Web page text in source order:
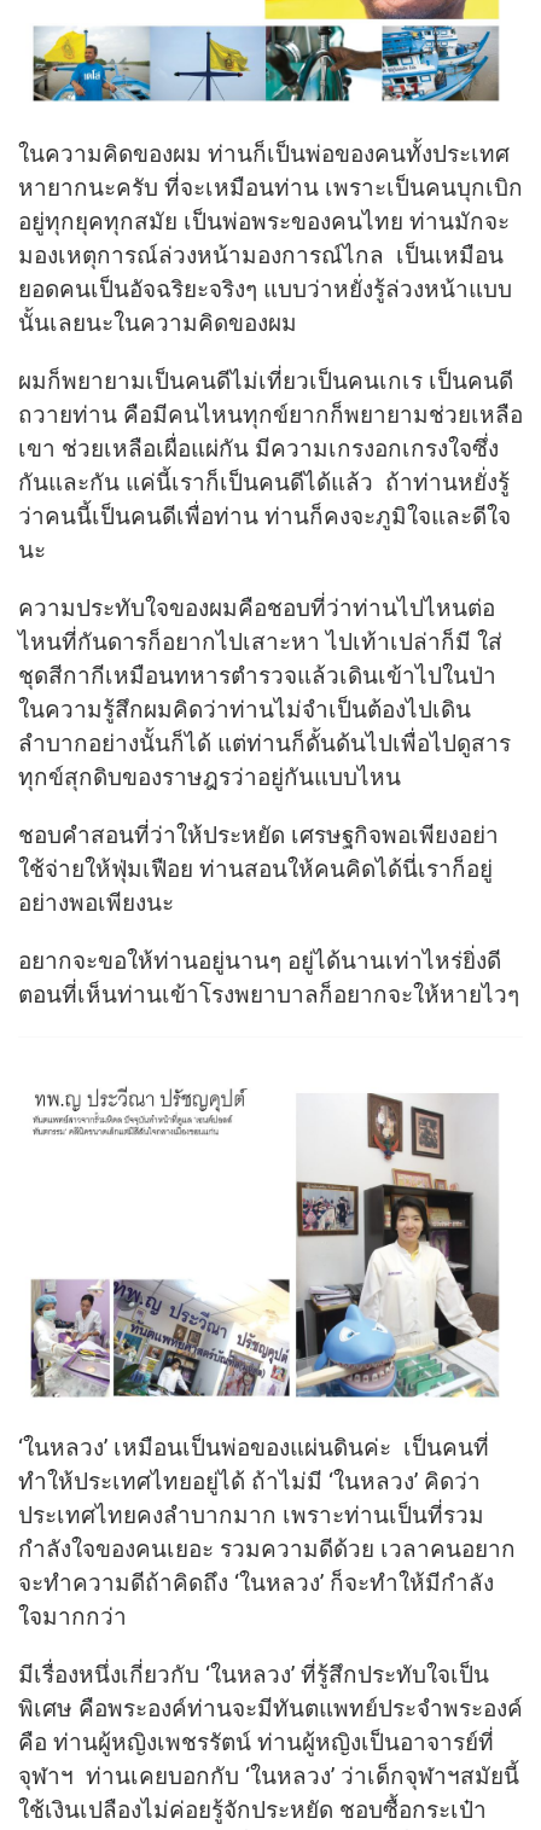
ในความคิดของผม ท่านก็เป็นพ่อของคนทั้งประเทศ
หายากนะครับ ที่จะเหมือนท่าน เพราะเป็นคนบุกเบิก
อยู่ทุกยุคทุกสมัย เป็นพ่อพระของคนไทย ท่านมักจะ
มองเหตุการณ์ล่วงหน้ามองการณ์ไกล เป็นเหมือน
ยอดคนเป็นอัจฉริยะจริงๆ แบบว่าหยั่งรู้ล่วงหน้าแบบ
นั้นเลยนะในความคิดของผม
ผมก็พยายามเป็นคนดีไม่เที่ยวเป็นคนเกเร เป็นคนดี
ถวายท่าน คือมีคนไหนทุกข์ยากก็พยายามช่วยเหลือ
เขา ช่วยเหลือเผื่อแผ่กัน มีความเกรงอกเกรงใจซึ่ง
กันและกัน แค่นี้เราก็เป็นคนดีได้แล้ว ถ้าท่านหยั่งรู้
ว่าคนนี้เป็นคนดีเพื่อท่าน ท่านก็คงจะภูมิใจและดีใจ
นะ
ความประทับใจของผมคือชอบที่ว่าท่านไปไหนต่อ
ไหนที่กันดารก็อยากไปเสาะหา ไปเท้าเปล่าก็มี ใส่
ชุดสีกากีเหมือนทหารตำรวจแล้วเดินเข้าไปในป่า
ในความรู้สึกผมคิดว่าท่านไม่จำเป็นต้องไปเดิน
ลำบากอย่างนั้นก็ได้ แต่ท่านก็ดั้นด้นไปเพื่อไปดูสาร
ทุกข์สุกดิบของราษฎรว่าอยู่กันแบบไหน
ชอบคำสอนที่ว่าให้ประหยัด เศรษฐกิจพอเพียงอย่า
ใช้จ่ายให้ฟุ่มเฟือย ท่านสอนให้คนคิดได้นี่เราก็อยู่
อย่างพอเพียงนะ
อยากจะขอให้ท่านอยู่นานๆ อยู่ได้นานเท่าไหร่ยิ่งดี
ตอนที่เห็นท่านเข้าโรงพยาบาลก็อยากจะให้หายไวๆ
‘ในหลวง’ เหมือนเป็นพ่อของแผ่นดินค่ะ เป็นคนที่
ทำให้ประเทศไทยอยู่ได้ ถ้าไม่มี ‘ในหลวง’ คิดว่า
ประเทศไทยคงลำบากมาก เพราะท่านเป็นที่รวม
กำลังใจของคนเยอะ รวมความดีด้วย เวลาคนอยาก
จะทำความดีถ้าคิดถึง ‘ในหลวง’ ก็จะทำให้มีกำลัง
ใจมากกว่า
มีเรื่องหนึ่งเกี่ยวกับ ‘ในหลวง’ ที่รู้สึกประทับใจเป็น
พิเศษ คือพระองค์ท่านจะมีทันตแพทย์ประจำพระองค์
คือ ท่านผู้หญิงเพชรรัตน์ ท่านผู้หญิงเป็นอาจารย์ที่
จุฬาฯ ท่านเคยบอกกับ ‘ในหลวง’ ว่าเด็กจุฬาฯสมัยนี้
ใช้เงินเปลืองไม่ค่อยรู้จักประหยัด ชอบซื้อกระเป๋า